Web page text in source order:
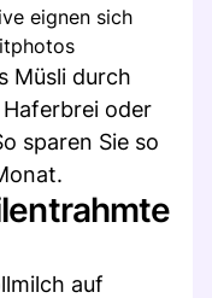
eignen sich
Müsli durch
oder
sparen Sie so
auf